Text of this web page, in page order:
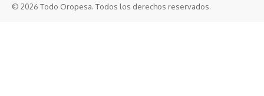
© 2026 Todo Oropesa. Todos los derechos reservados.